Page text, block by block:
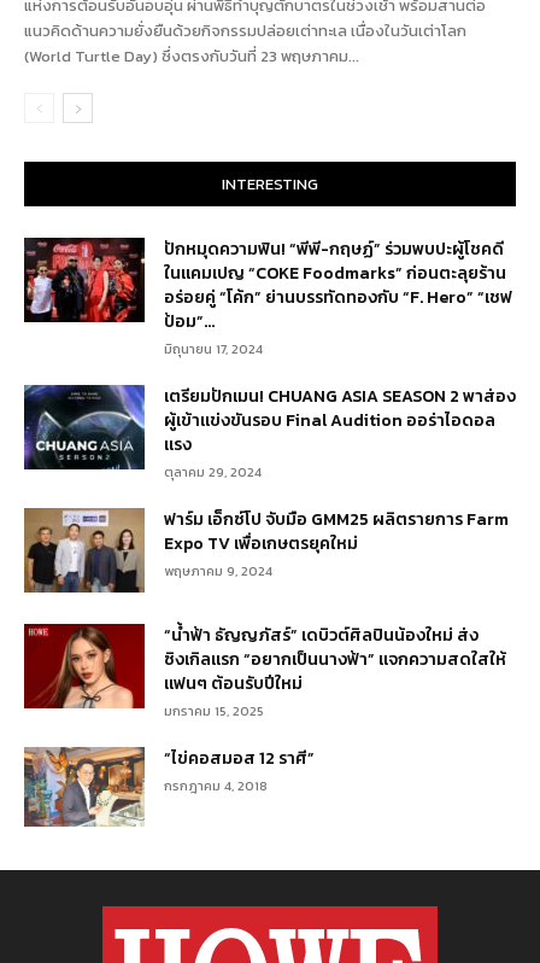
แห่งการต้อนรับอันอบอุ่น ผ่านพิธีทำบุญตักบาตรในช่วงเช้า พร้อมสานต่อ
แนวคิดด้านความยั่งยืนด้วยกิจกรรมปล่อยเต่าทะเล เนื่องในวันเต่าโลก
(World Turtle Day) ซึ่งตรงกับวันที่ 23 พฤษภาคม...
INTERESTING
ปักหมุดความฟิน! “พีพี-กฤษฏ์” ร่วมพบปะผู้โชคดี
ในแคมเปญ “COKE Foodmarks” ก่อนตะลุยร้าน
อร่อยคู่ “โค้ก” ย่านบรรทัดทองกับ “F. Hero” “เชฟ
ป้อม”...
มิถุนายน 17, 2024
เตรียมปักเมน! CHUANG ASIA SEASON 2 พาส่อง
ผู้เข้าแข่งขันรอบ Final Audition ออร่าไอดอล
แรง
ตุลาคม 29, 2024
ฟาร์ม เอ็กซ์โป จับมือ GMM25 ผลิตรายการ Farm
Expo TV เพื่อเกษตรยุคใหม่
พฤษภาคม 9, 2024
“น้ำฟ้า ธัญญภัสร์” เดบิวต์ศิลปินน้องใหม่ ส่ง
ซิงเกิลแรก “อยากเป็นนางฟ้า” แจกความสดใสให้
แฟนๆ ต้อนรับปีใหม่
มกราคม 15, 2025
“ไข่คอสมอส 12 ราศี”
กรกฎาคม 4, 2018